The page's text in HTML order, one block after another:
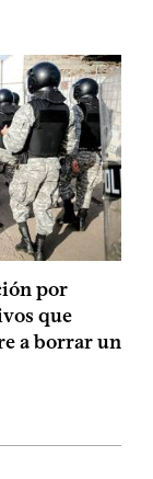
por
que
a borrar un